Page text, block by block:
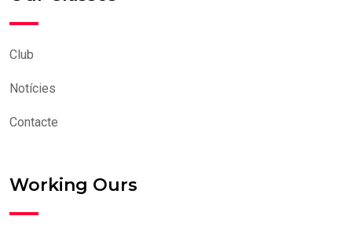
Club
Notícies
Contacte
Working Ours